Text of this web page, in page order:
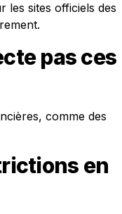
les sites officiels des
pas ces
comme des
en